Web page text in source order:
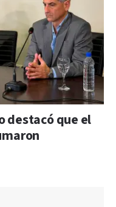
destacó que el